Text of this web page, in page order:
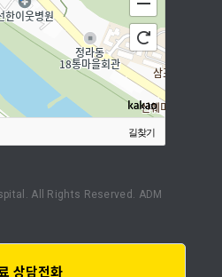
길찾기
All Rights Reserved. ADM
상담전화